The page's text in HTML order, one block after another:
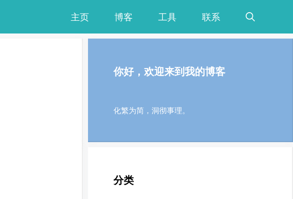
主页 博客 工具 联系
你好，欢迎来到我的博客
化繁为简，洞彻事理。
分类